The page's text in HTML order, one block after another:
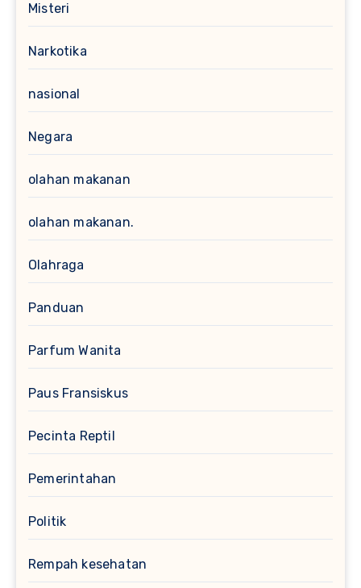
Misteri
Narkotika
nasional
Negara
olahan makanan
olahan makanan.
Olahraga
Panduan
Parfum Wanita
Paus Fransiskus
Pecinta Reptil
Pemerintahan
Politik
Rempah kesehatan